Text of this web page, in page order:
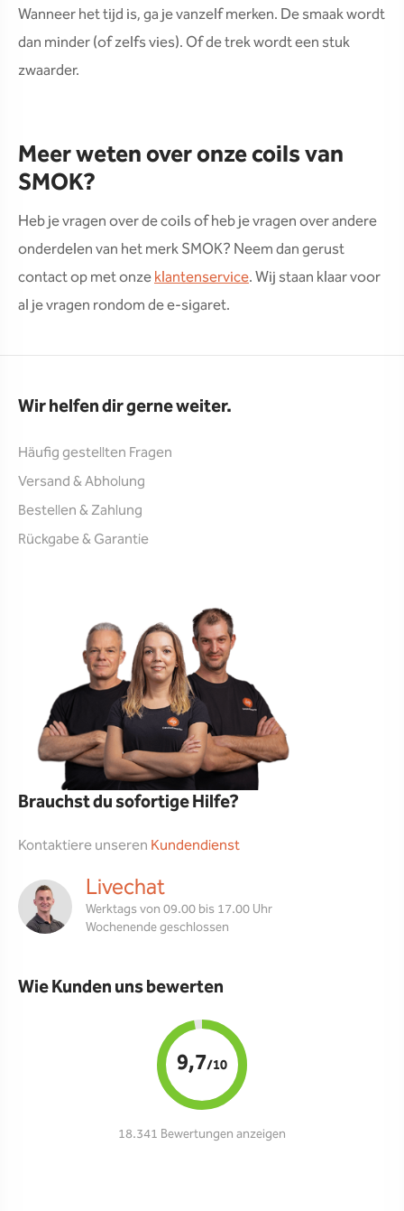
Wanneer het tijd is, ga je vanzelf merken. De smaak wordt
dan minder (of zelfs vies). Of de trek wordt een stuk
zwaarder.
Meer weten over onze coils van
SMOK?
Heb je vragen over de coils of heb je vragen over andere
onderdelen van het merk SMOK? Neem dan gerust
contact op met onzeklantenservice. Wij staan klaar voor
al je vragen rondom de e-sigaret.
Wir helfen dir gerne weiter.
Häufig gestellten Fragen
Versand & Abholung
Bestellen & Zahlung
Rückgabe & Garantie
Brauchst du sofortige Hilfe?
Kontaktiere unseren Kundendienst
Livechat
Werktags von 09.00 bis 17.00 Uhr
Wochenende geschlossen
Wie Kunden uns bewerten
9,7/10
18.341 Bewertungen anzeigen